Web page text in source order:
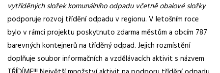
vytříděných složek komunálního odpadu včetně obalové složky
podporuje rozvoj třídění odpadu v regionu. V letošním roce
bylo v rámci projektu poskytnuto zdarma městům a obcím 787
barevných kontejnerů na tříděný odpad. Jejich rozmístění
doplňuje soubor informačních a vzdělávacích aktivit s názvem